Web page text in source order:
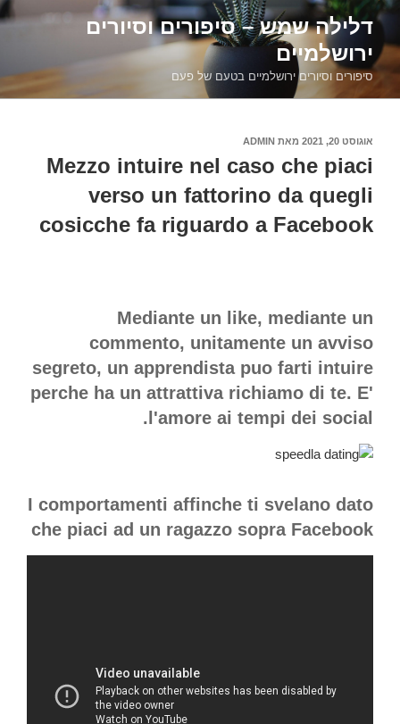
דילוג
לתוכןדלילה שמש – סיפורים וסיורים
ירושלמיים
סיפורים וסיורים ירושלמיים בטעם של פעם
פורסם
ב
אוגוסט 20, 2021 מאת ADMIN
Mezzo intuire nel caso che piaci
verso un fattorino da quegli
cosicche fa riguardo a Facebook
Mediante un like, mediante un
commento, unitamente un avviso
segreto, un apprendista puo farti intuire
perche ha un attrattiva richiamo di te. E'
l'amore ai tempi dei social.
I comportamenti affinche ti svelano dato
che piaci ad un ragazzo sopra Facebook